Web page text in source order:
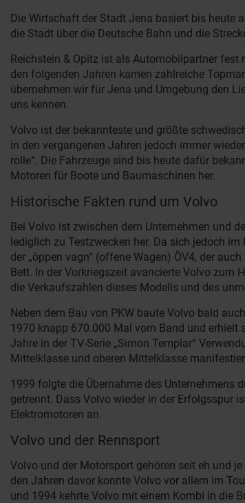
Die Wirtschaft der Stadt Jena basiert bis heute
die Stadt über die Deutsche Bahn und die
Reichstein & Opitz ist als Automobilpartner fest
den folgenden Jahren kamen zahlreiche
übernehmen wir für Jena und Umgebung den
uns kennen.
Volvo ist der bekannteste und größte
in den vergangenen Jahren jedoch immer
rolle“. Die Fahrzeuge sind bis heute dafür
Motoren für Boote und Baumaschinen her.
Historische Fakten rund um Volvo
Bei Volvo ist zwischen dem Unternehmen und
lediglich zu Testzwecken her. Da sich jedoch
der „öppen vagn“ (offene Wagen) ÖV4, der
Bett. In der Vorkriegszeit avancierte Volvo zum
die Verkaufszahlen dieses Modells und des
Neben dem Bau von PKW baute Volvo bald
1970 knapp 670.000 Mal vom Band und erhielt
Jahre in der TV-Serie „Simon Templar“
Mittelklasse und oberen Mittelklasse
1999 folgte die Übernahme des Unternehmens
getrennt. Dass Volvo wieder in der Erfolgsspur
Elektromotoren an.
Volvo und der Rennsport
Volvo und der Motorsport gehören seit eh und
den Jahren davor konnte Volvo vor allem im
und 1994 kehrte Volvo mit einem Kombi in die